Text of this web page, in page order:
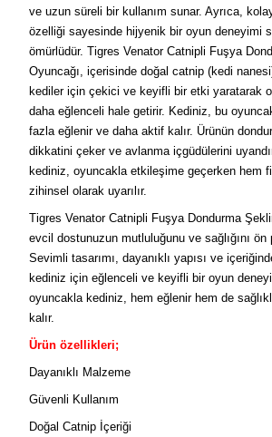
ve uzun süreli bir kullanım sunar. Ayrıca,
özelliği sayesinde hijyenik bir oyun deneyimi
ömürlüdür. Tigres Venator Catnipli Fuşya
Oyuncağı, içerisinde doğal catnip (kedi
kediler için çekici ve keyifli bir etki yaratarak
daha eğlenceli hale getirir. Kediniz, bu
fazla eğlenir ve daha aktif kalır. Ürünün
dikkatini çeker ve avlanma içgüdülerini
kediniz, oyuncakla etkileşime geçerken hem
zihinsel olarak uyarılır.
Tigres Venator Catnipli Fuşya Dondurma
evcil dostunuzun mutluluğunu ve sağlığını ön
Sevimli tasarımı, dayanıklı yapısı ve
kediniz için eğlenceli ve keyifli bir oyun
oyuncakla kediniz, hem eğlenir hem de
kalır.
Ürün özellikleri;
Dayanıklı Malzeme
Güvenli Kullanım
Doğal Catnip İçeriği